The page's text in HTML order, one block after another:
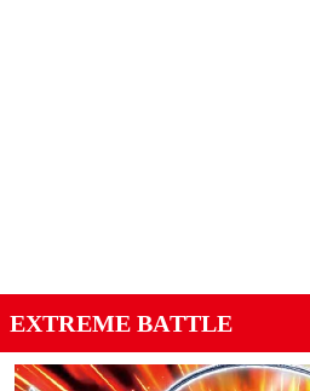
EXTREME BATTLE